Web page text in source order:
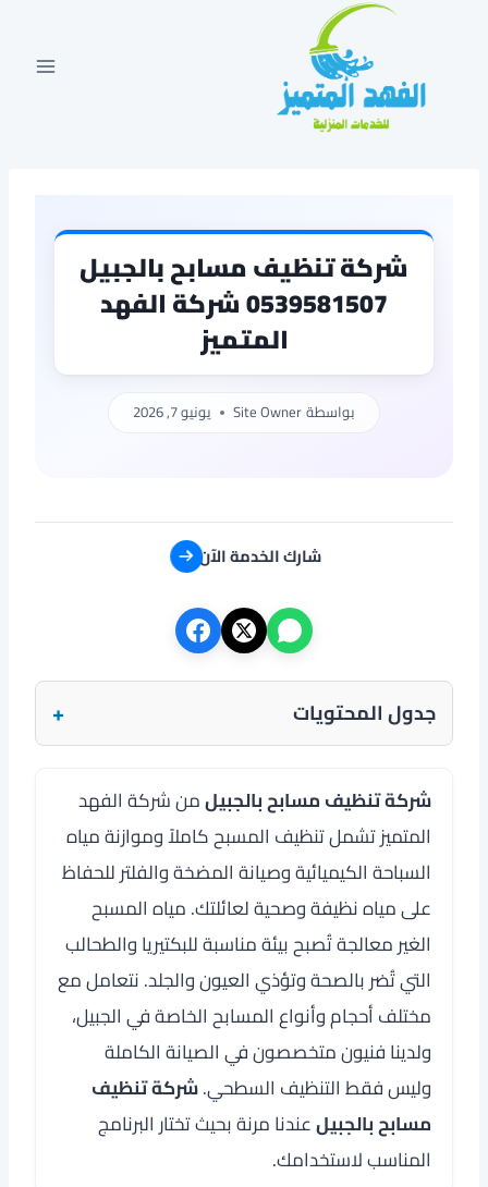
شركة تنظيف مسابح بالجبيل
0539581507 شركة الفهد
المتميز
بواسطةSite Owner يونيو 7, 2026
شارك الخدمة الآن
جدول المحتويات +
شركة تنظيف مسابح بالجبيلمن شركة الفهد
المتميز تشمل تنظيف المسبح كاملاً وموازنة مياه
السباحة الكيميائية وصيانة المضخة والفلتر للحفاظ
على مياه نظيفة وصحية لعائلتك. مياه المسبح
الغير معالجة تُصبح بيئة مناسبة للبكتيريا والطحالب
التي تُضر بالصحة وتؤذي العيون والجلد. نتعامل مع
مختلف أحجام وأنواع المسابح الخاصة في الجبيل،
ولدينا فنيون متخصصون في الصيانة الكاملة
وليس فقط التنظيف السطحي.شركة تنظيف
مسابح بالجبيلعندنا مرنة بحيث تختار البرنامج
المناسب لاستخدامك.